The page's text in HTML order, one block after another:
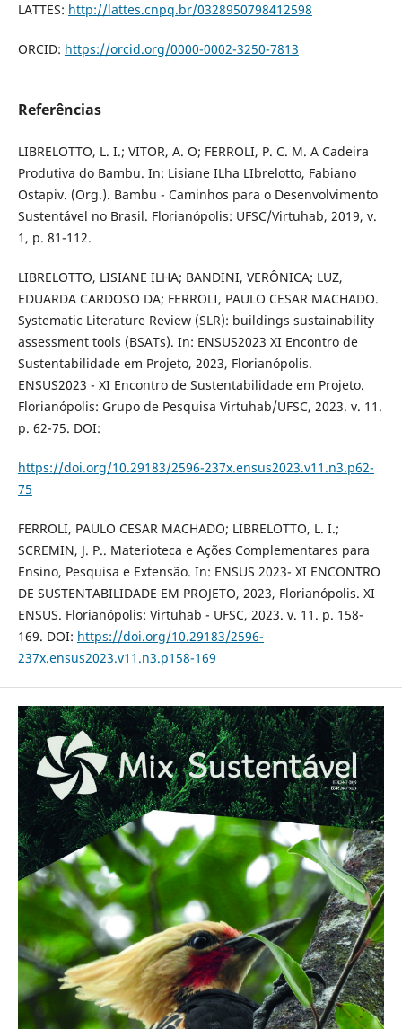
LATTES: http://lattes.cnpq.br/0328950798412598
ORCID: https://orcid.org/0000-0002-3250-7813
Referências
LIBRELOTTO, L. I.; VITOR, A. O; FERROLI, P. C. M. A Cadeira
Produtiva do Bambu. In: Lisiane ILha LIbrelotto, Fabiano
Ostapiv. (Org.). Bambu - Caminhos para o Desenvolvimento
Sustentável no Brasil. Florianópolis: UFSC/Virtuhab, 2019, v.
1, p. 81-112.
LIBRELOTTO, LISIANE ILHA; BANDINI, VERÔNICA; LUZ,
EDUARDA CARDOSO DA; FERROLI, PAULO CESAR MACHADO.
Systematic Literature Review (SLR): buildings sustainability
assessment tools (BSATs). In: ENSUS2023 XI Encontro de
Sustentabilidade em Projeto, 2023, Florianópolis.
ENSUS2023 - XI Encontro de Sustentabilidade em Projeto.
Florianópolis: Grupo de Pesquisa Virtuhab/UFSC, 2023. v. 11.
p. 62-75. DOI:
https://doi.org/10.29183/2596-237x.ensus2023.v11.n3.p62-
75
FERROLI, PAULO CESAR MACHADO; LIBRELOTTO, L. I.;
SCREMIN, J. P.. Materioteca e Ações Complementares para
Ensino, Pesquisa e Extensão. In: ENSUS 2023- XI ENCONTRO
DE SUSTENTABILIDADE EM PROJETO, 2023, Florianópolis. XI
ENSUS. Florianópolis: Virtuhab - UFSC, 2023. v. 11. p. 158-
169. DOI: https://doi.org/10.29183/2596-
237x.ensus2023.v11.n3.p158-169